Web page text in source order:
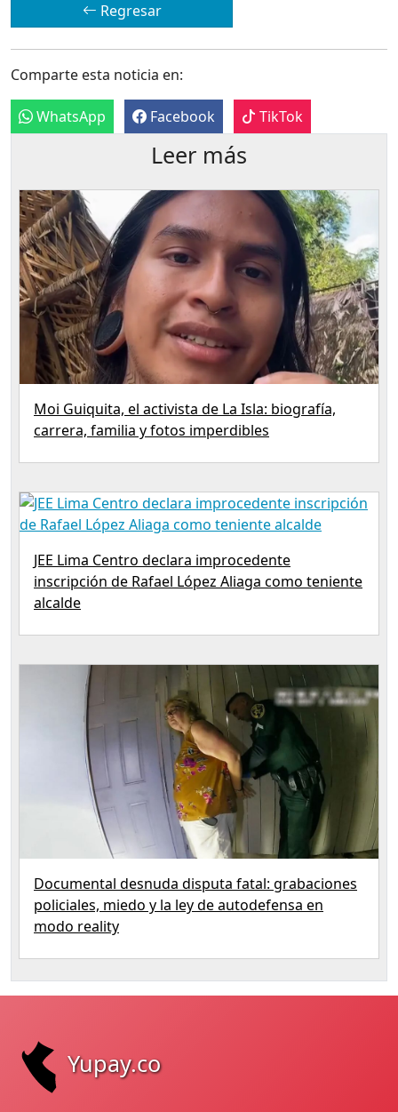
Regresar
Comparte esta noticia en:
WhatsApp Facebook TikTok
Leer más
Moi Guiquita, el activista de La Isla: biografía,
carrera, familia y fotos imperdibles
JEE Lima Centro declara improcedente
inscripción de Rafael López Aliaga como teniente
alcalde
Documental desnuda disputa fatal: grabaciones
policiales, miedo y la ley de autodefensa en
modo reality
Yupay.co